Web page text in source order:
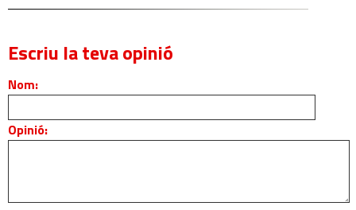
Escriu la teva opinió
Nom:
Opinió: